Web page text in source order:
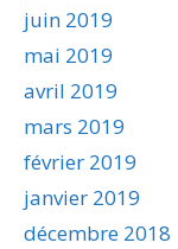
juin 2019
mai 2019
avril 2019
mars 2019
février 2019
janvier 2019
décembre 2018